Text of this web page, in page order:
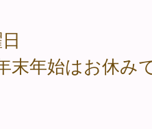
末年始はお休み